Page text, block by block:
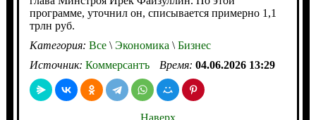
программе, уточнил он, списывается примерно 1,1
трлн руб.
Категория: Все\Экономика \Бизнес
Источник: Коммерсантъ Время: 04.06.2026 13:29
Наверх